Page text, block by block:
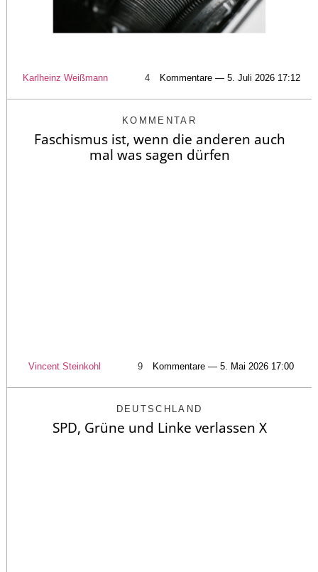
Karlheinz Weißmann 4 Kommentare — 5. Juli 2026 17:12
KOMMENTAR
Faschismus ist, wenn die anderen auch
mal was sagen dürfen
Vincent Steinkohl 9 Kommentare — 5. Mai 2026 17:00
DEUTSCHLAND
SPD, Grüne und Linke verlassen X